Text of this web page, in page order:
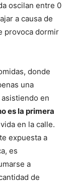
oscilan entre 0
a causa de
provoca dormir
donde
una
en
es la primera
en la calle.
expuesta a
es
a
de